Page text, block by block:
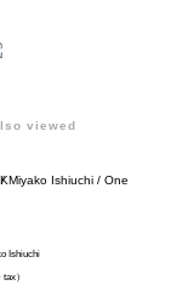
viewed
Ishiuchi
）